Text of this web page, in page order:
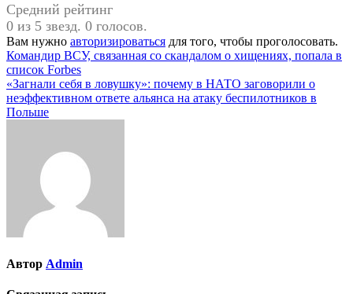
Средний рейтинг
0 из 5 звезд. 0 голосов.
Вам нужно авторизироваться для того, чтобы проголосовать.
Навигация
по
записям
Командир ВСУ, связанная со скандалом о хищениях, попала в
список Forbes
«Загнали себя в ловушку»: почему в НАТО заговорили о
неэффективном ответе альянса на атаку беспилотников в
Польше
Автор Admin